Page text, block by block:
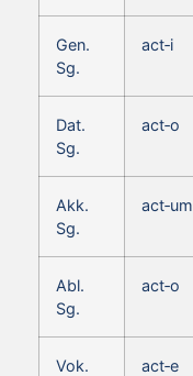
Gen.
Sg.
act‑i
Dat.
Sg.
act‑o
Akk.
Sg.
act‑um
Abl.
Sg.
act‑o
Vok.
act‑e